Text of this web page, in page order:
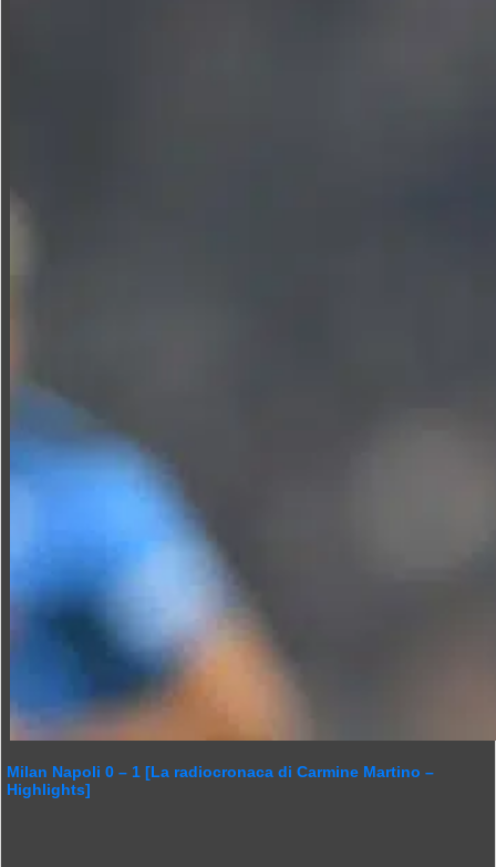
Milan Napoli 0 – 1 [La radiocronaca di Carmine Martino –
Highlights]